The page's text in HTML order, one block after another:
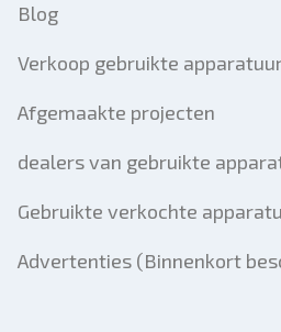
Blog
Verkoop gebruikte
Afgemaakte projecten
dealers van gebruikte
Gebruikte verkochte
Advertenties (Binnenkort